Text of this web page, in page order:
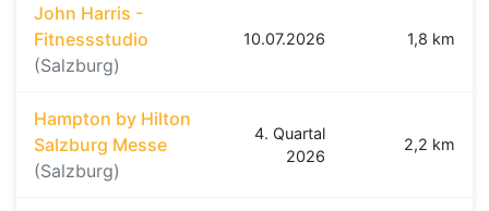
John Harris -
Fitnessstudio
(Salzburg)
10.07.2026 1,8 km
Hampton by Hilton
Salzburg Messe
(Salzburg)
4. Quartal
2026
2,2 km